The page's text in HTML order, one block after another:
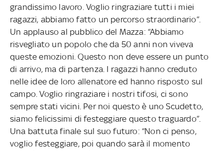
grandissimo lavoro. Voglio ringraziare tutti i miei
ragazzi, abbiamo fatto un percorso straordinario”.
Un applauso al pubblico del Mazza: “Abbiamo
risvegliato un popolo che da 50 anni non viveva
queste emozioni. Questo non deve essere un punto
di arrivo, ma di partenza. I ragazzi hanno creduto
nelle idee de loro allenatore ed hanno risposto sul
campo. Voglio ringraziare i nostri tifosi, ci sono
sempre stati vicini. Per noi questo è uno Scudetto,
siamo felicissimi di festeggiare questo traguardo”.
Una battuta finale sul suo futuro: “Non ci penso,
voglio festeggiare, poi quando sarà il momento